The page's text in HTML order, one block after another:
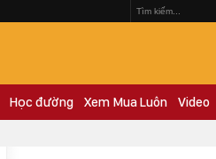
Học đường Xem Mua Luôn Video